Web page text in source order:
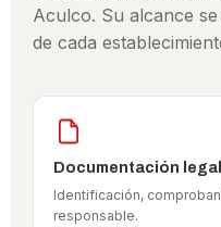
Aculco. Su alcance
de cada
Documentación legal
Identificación,
responsable.